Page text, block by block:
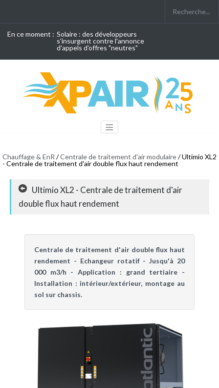
En ce moment : Solaire : des développeurs
s'insurgent contre l'annonce
d'appels d'offres "neutres"
Chauffage & EnR /Centrale de traitement d'air modulaire/ Ultimio XL2
- Centrale de traitement d'air double flux haut rendement
Ultimio XL2 - Centrale de traitement d'air
double flux haut rendement
Centrale de traitement d'air double flux haut
rendement - Echangeur rotatif - Jusqu'à 20
000 m3/h - Application : grand tertiaire -
Installation : intérieur/extérieur, montage au
sol sur chassis.